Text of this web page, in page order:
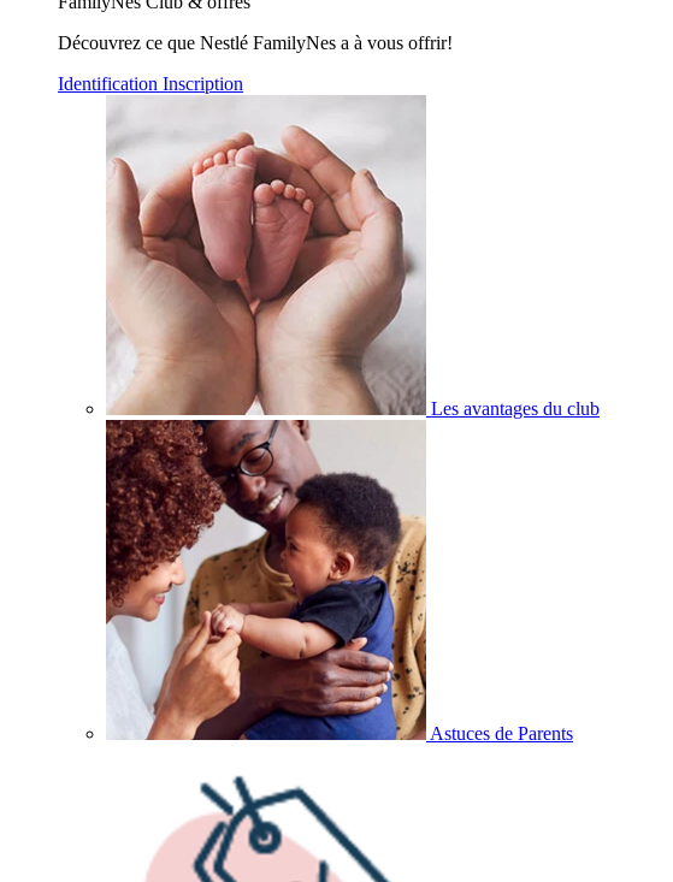
Découvrez ce que Nestlé FamilyNes a à vous offrir!
Identification Inscription
Les avantages du club
Astuces de Parents